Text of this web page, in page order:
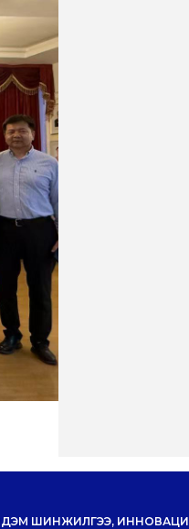
ШИНЖИЛГЭЭ, ИННОВАЦИ